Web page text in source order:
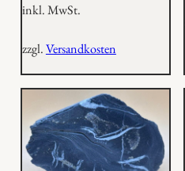
inkl. MwSt.
zzgl.Versandkosten